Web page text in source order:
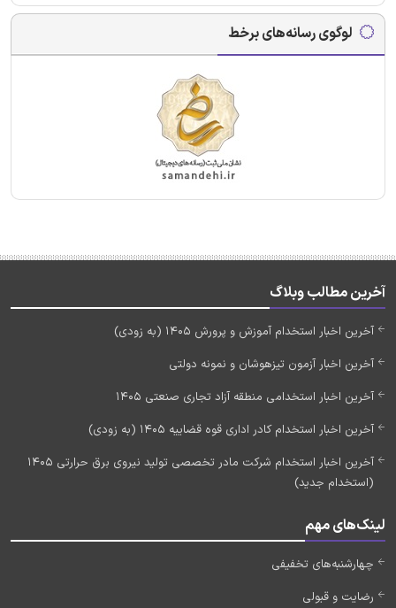
لوگوی رسانه‌های برخط
آخرین مطالب وبلاگ
آخرین اخبار استخدام آموزش و پرورش 1405 (به زودی)
آخرین اخبار آزمون تیزهوشان و نمونه دولتی
آخرین اخبار استخدامی منطقه آزاد تجاری صنعتی 1405
آخرین اخبار استخدام کادر اداری قوه قضاییه 1405 (به زودی)
آخرین اخبار استخدام شرکت مادر تخصصی تولید نیروی برق حرارتی 1405
(استخدام جدید)
لینک‌های مهم
چهارشنبه‌های تخفیفی
رضایت و قبولی